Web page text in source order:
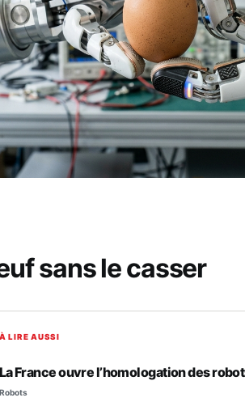
sans le casser
À LIRE AUSSI
La France ouvre l’homologation des
Robots